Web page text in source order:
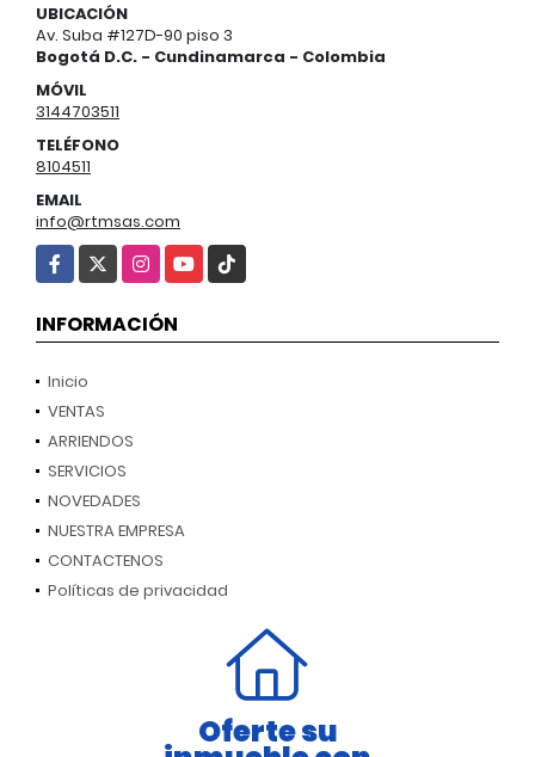
UBICACIÓN
Av. Suba #127D-90 piso 3
Bogotá D.C. - Cundinamarca - Colombia
MÓVIL
3144703511
TELÉFONO
8104511
EMAIL
info@rtmsas.com
Facebook
X Instagram
YouTube
TikTok
INFORMACIÓN
Inicio
VENTAS
ARRIENDOS
SERVICIOS
NOVEDADES
NUESTRA EMPRESA
CONTACTENOS
Políticas de privacidad
Oferte su